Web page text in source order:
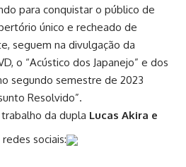
para conquistar o público de
único e recheado de
seguem na divulgação da
o “Acústico dos Japanejo” e dos
segundo semestre de 2023
Resolvido”.
da dupla Lucas Akira e
sociais: